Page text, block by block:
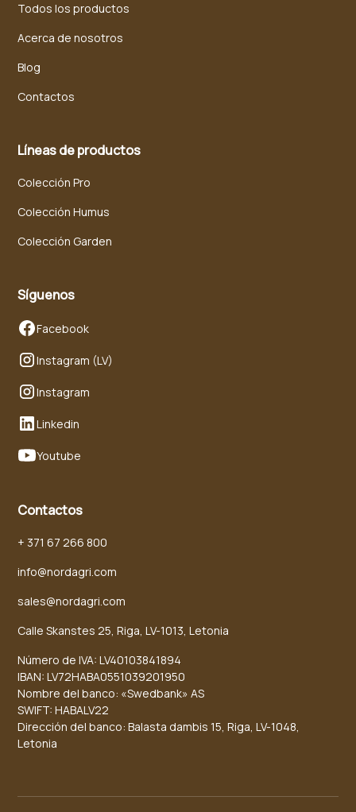
Todos los productos
Acerca de nosotros
Blog
Contactos
Líneas de productos
Colección Pro
Colección Humus
Colección Garden
Síguenos
Facebook
Instagram (LV)
Instagram
Linkedin
Youtube
Contactos
+ 371 67 266 800
info@nordagri.com
sales@nordagri.com
Calle Skanstes 25, Riga, LV-1013, Letonia
Número de IVA: LV40103841894
IBAN: LV72HABA0551039201950
Nombre del banco: «Swedbank» AS
SWIFT: HABALV22
Dirección del banco: Balasta dambis 15, Riga, LV-1048,
Letonia